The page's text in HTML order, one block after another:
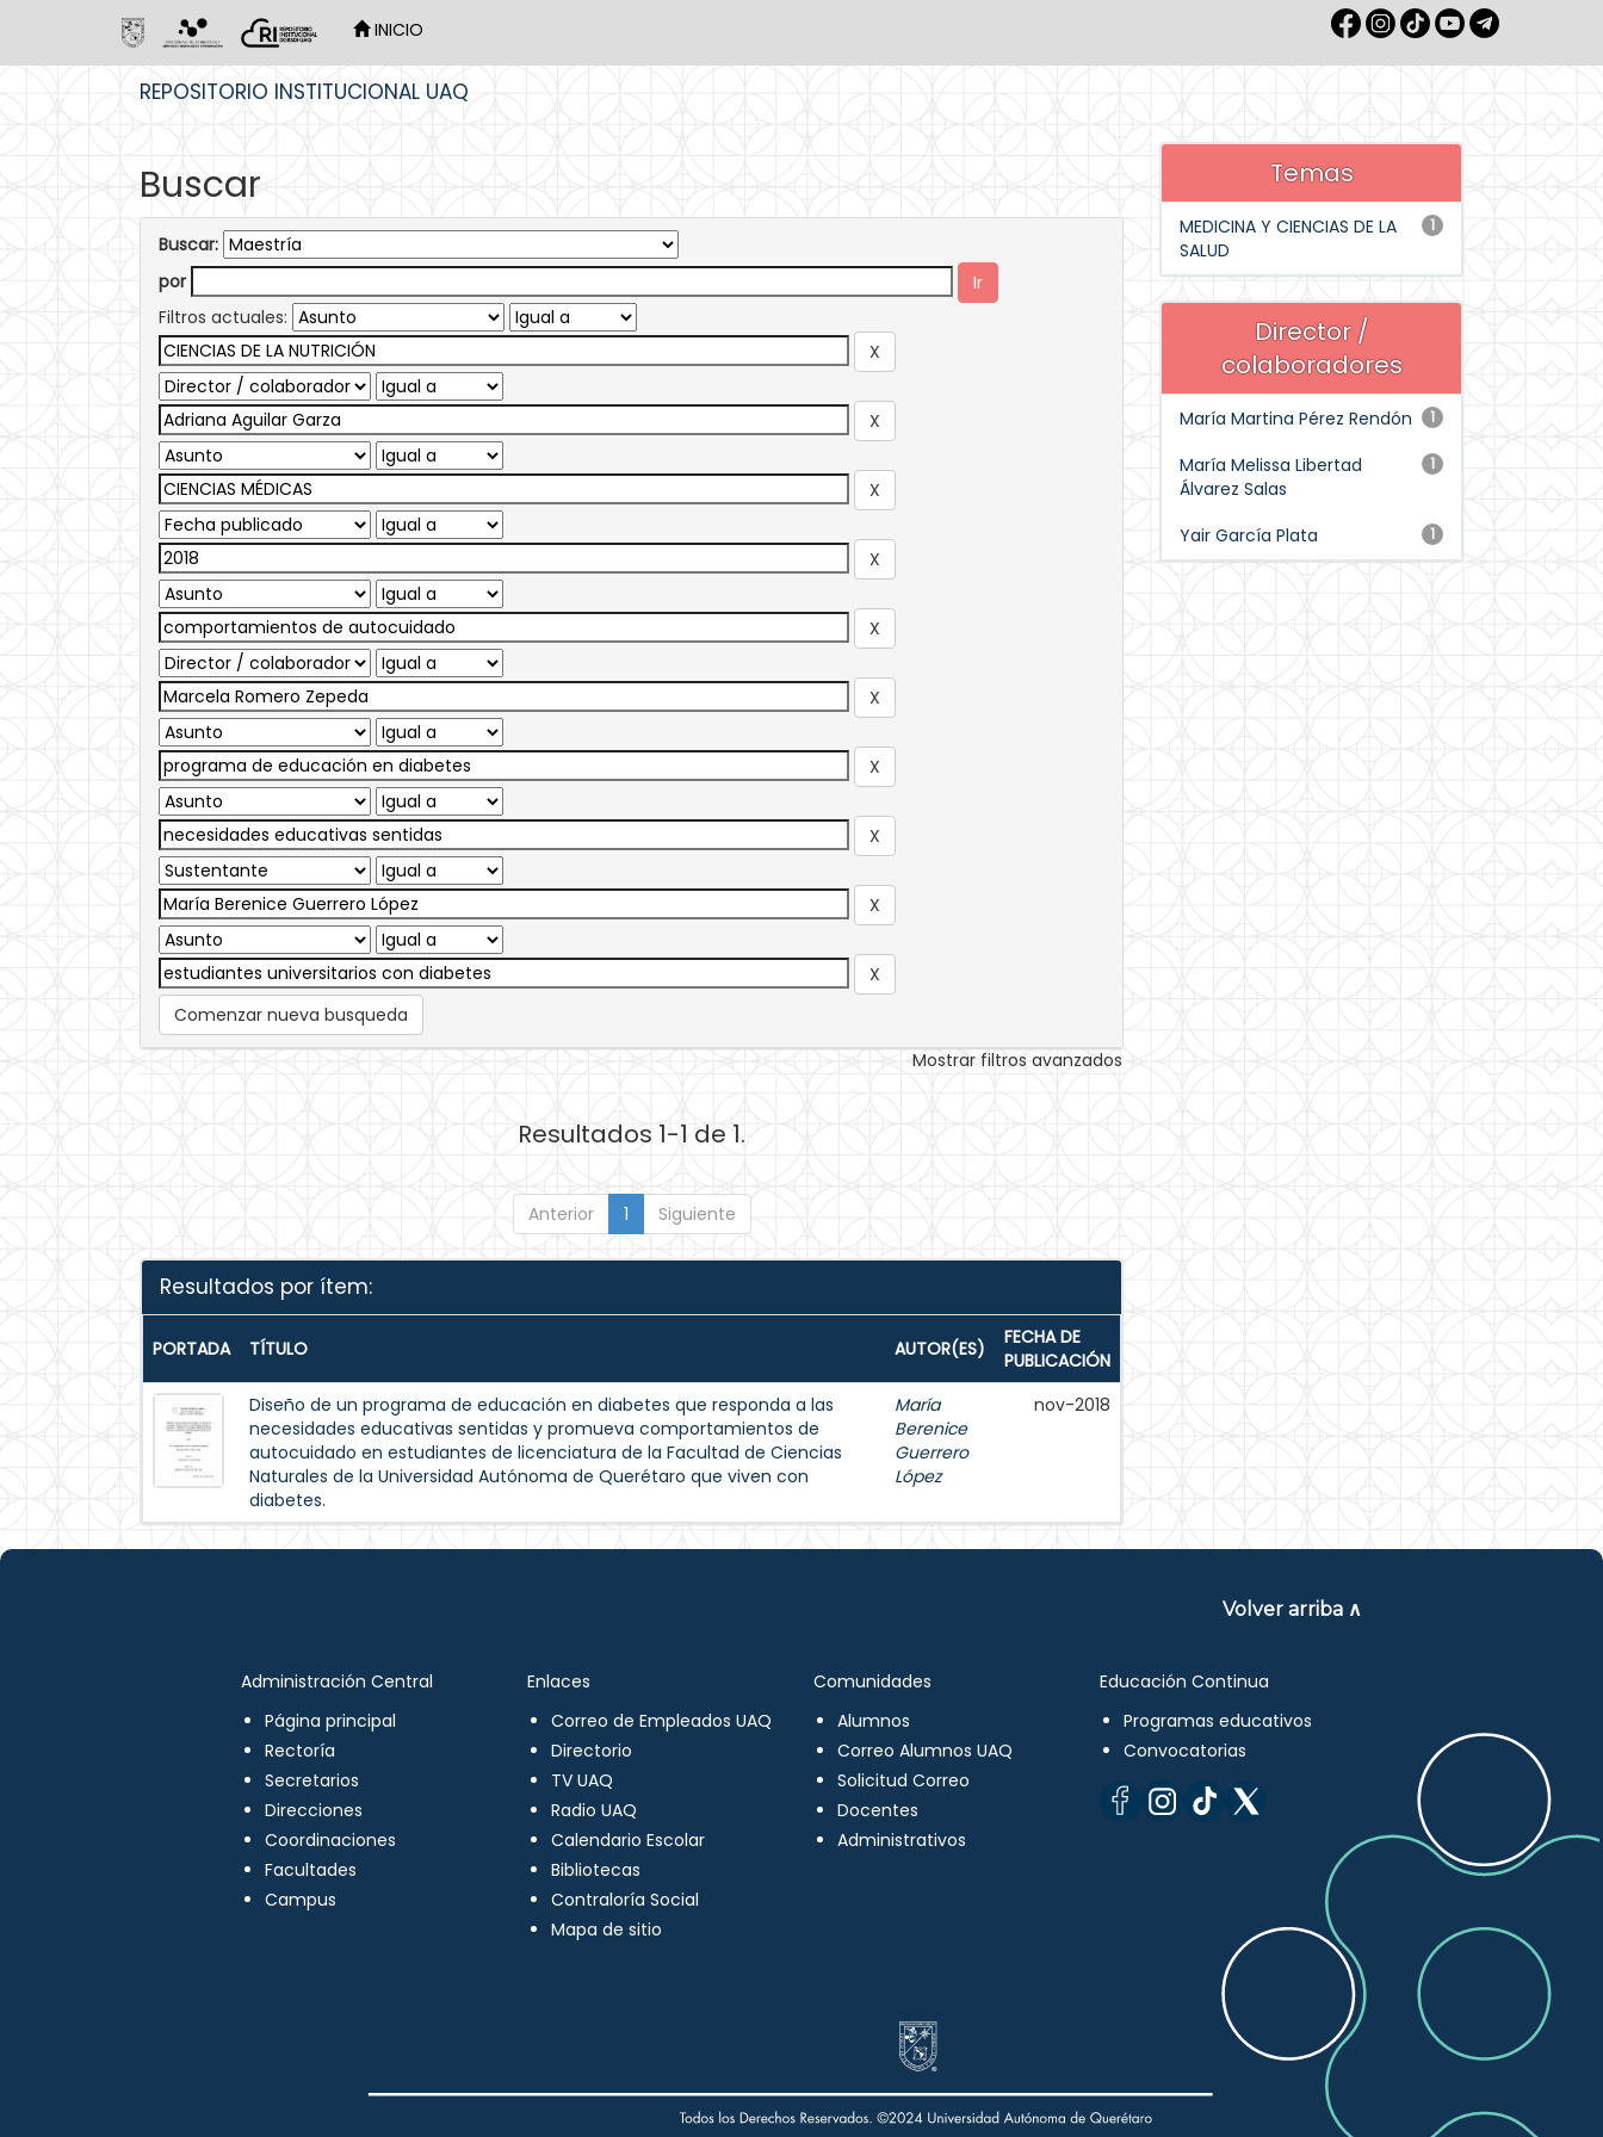
INICIO
REPOSITORIO INSTITUCIONAL UAQ
Buscar
Buscar:
por
Filtros actuales:
Comenzar nueva busqueda
Mostrar filtros avanzados
Resultados 1-1 de 1.
Anterior 1 Siguiente
Resultados por ítem:
PORTADA TÍTULO AUTOR(ES)
FECHA DE
PUBLICACIÓN
Diseño de un programa de educación en diabetes que responda a las
necesidades educativas sentidas y promueva comportamientos de
autocuidado en estudiantes de licenciatura de la Facultad de Ciencias
Naturales de la Universidad Autónoma de Querétaro que viven con
diabetes.
María
Berenice
Guerrero
López
nov-2018
Temas
1
MEDICINA Y CIENCIAS DE LA
SALUD
Director /
colaboradores
1
María Martina Pérez Rendón
1
María Melissa Libertad
Álvarez Salas
1
Yair García Plata
Volver arriba ∧
Administración Central
Página principal
Rectoría
Secretarios
Direcciones
Coordinaciones
Facultades
Campus
Enlaces
Correo de Empleados UAQ
Directorio
TV UAQ
Radio UAQ
Calendario Escolar
Bibliotecas
Contraloría Social
Mapa de sitio
Comunidades
Alumnos
Correo Alumnos UAQ
Solicitud Correo
Docentes
Administrativos
Educación Continua
Programas educativos
Convocatorias